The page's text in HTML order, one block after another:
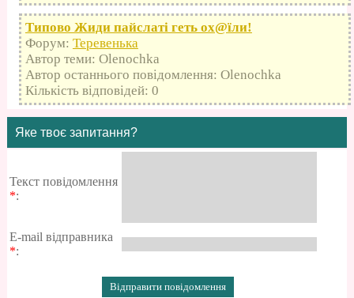
Типово Жиди пайслаті геть оx@їли!
Форум: Теревенька
Автор теми: Olenochka
Автор останнього повідомлення: Olenochka
Кількість відповідей: 0
Яке твоє запитання?
Текст повідомлення
*:
E-mail відправника
*: